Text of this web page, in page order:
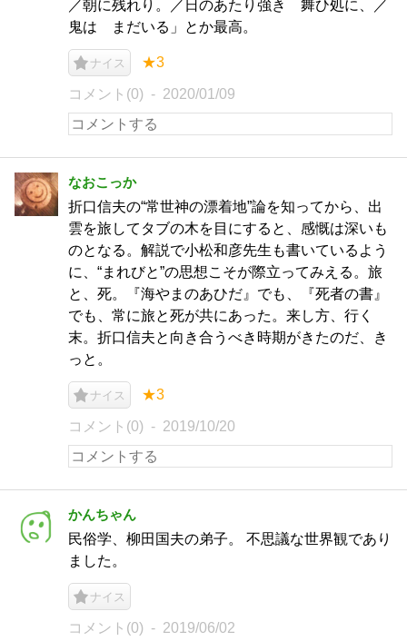
／朝に残れり。／日のあたり強き 舞ひ処に、／
鬼は まだいる」とか最高。
ナイス ★3
コメント(0) 2020/01/09
なおこっか
折口信夫の“常世神の漂着地”論を知ってから、出
雲を旅してタブの木を目にすると、感慨は深いも
のとなる。解説で小松和彦先生も書いているよう
に、“まれびと”の思想こそが際立ってみえる。旅
と、死。『海やまのあひだ』でも、『死者の書』
でも、常に旅と死が共にあった。来し方、行く
末。折口信夫と向き合うべき時期がきたのだ、き
っと。
ナイス ★3
コメント(0) 2019/10/20
かんちゃん
民俗学、柳田国夫の弟子。 不思議な世界観であり
ました。
ナイス
コメント(0) 2019/06/02